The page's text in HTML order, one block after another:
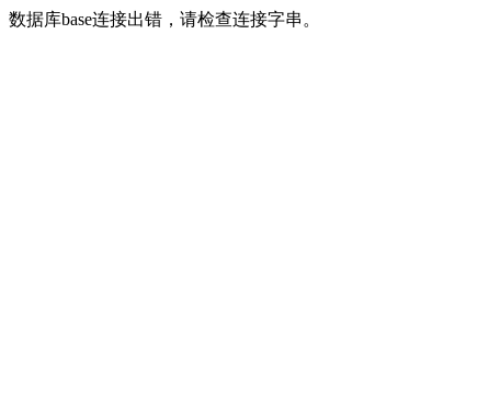
数据库base连接出错，请检查连接字串。